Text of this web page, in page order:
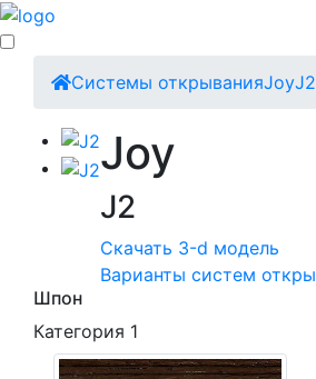
Cистемы открыванияJoyJ2
Joy
J2
Скачать 3-d модель
Варианты систем
Шпон
Категория 1